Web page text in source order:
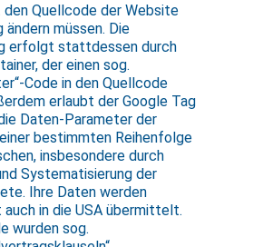
Quellcode der Website
ändern müssen. Die
erfolgt stattdessen durch
der einen sog.
Code in den Quellcode
erlaubt der Google Tag
Daten-Parameter der
bestimmten Reihenfolge
insbesondere durch
Systematisierung der
Ihre Daten werden
in die USA übermittelt.
wurden sog.